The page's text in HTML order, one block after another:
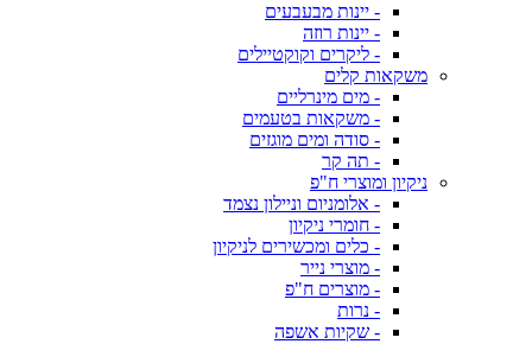
- יינות מבעבעים
- יינות רוזה
- ליקרים וקוקטיילים
משקאות קלים
- מים מינרליים
- משקאות בטעמים
- סודה ומים מוגזים
- תה קר
ניקיון ומוצרי ח"פ
- אלומניום וניילון נצמד
- חומרי ניקיון
- כלים ומכשירים לניקיון
- מוצרי נייר
- מוצרים ח"פ
- נרות
- שקיות אשפה